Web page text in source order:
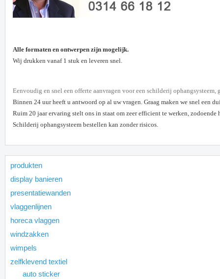
Alle formaten en ontwerpen zijn mogelijk.
Wij drukken vanaf 1 stuk en leveren snel.
Eenvoudig en snel een offerte aanvragen voor een schilderij ophangsysteem,
Binnen 24 uur heeft u antwoord op al uw vragen. Graag maken we snel een
Ruim 20 jaar ervaring stelt ons in staat om zeer efficient te werken,
Schilderij ophangsysteem bestellen kan zonder risicos.
produkten
display banieren
presentatiewanden
vlaggenlijnen
horeca vlaggen
windzakken
wimpels
zelfklevend textiel
auto sticker